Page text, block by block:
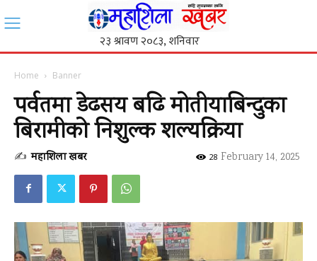
Home Banner
पर्वतमा डेढसय बढि मोतीयाबिन्दुका
बिरामीको निशुल्क शल्यक्रिया
✍ महाशिला खबर February 14, 2025
28